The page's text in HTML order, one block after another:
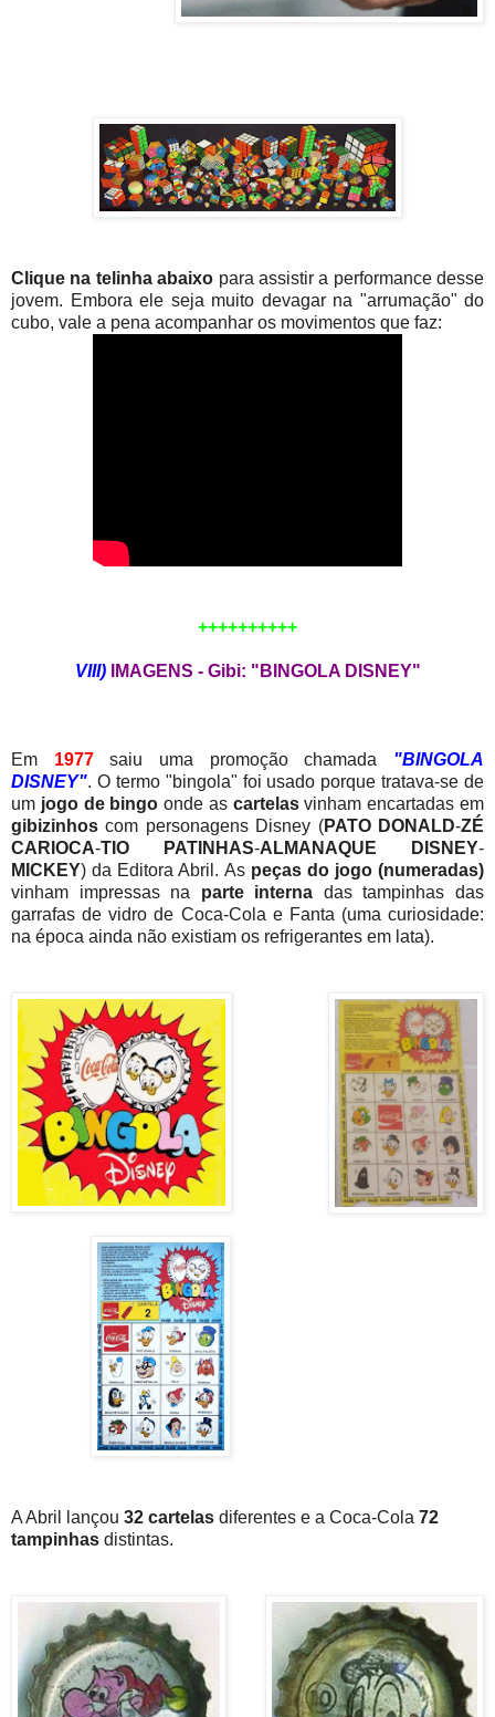
Clique na telinha abaixo para assistir a performance desse
jovem. Embora ele seja muito devagar na "arrumação" do
cubo, vale a pena acompanhar os movimentos que faz:
++++++++++
VIII) IMAGENS - Gibi: "BINGOLA DISNEY"
Em 1977saiu uma promoção chamada "BINGOLA
DISNEY". O termo "bingola" foi usado porque tratava-se de
um jogo de bingoonde as cartelasvinham encartadas em
gibizinhoscom personagens Disney (PATO DONALD-ZÉ
CARIOCA-TIO PATINHAS-ALMANAQUE DISNEY-
MICKEY) da Editora Abril. Aspeças do jogo (numeradas)
vinham impressas na parte interna das tampinhas das
garrafas de vidro de Coca-Cola e Fanta (uma curiosidade:
na época ainda não existiam os refrigerantes em lata).
A Abril lançou 32 cartelas diferentes e a Coca-Cola 72
tampinhas distintas.